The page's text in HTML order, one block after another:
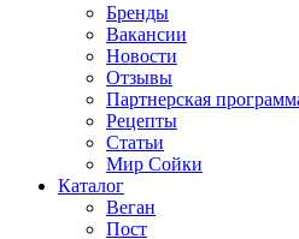
Бренды
Вакансии
Новости
Отзывы
Партнерская
Рецепты
Статьи
Мир Сойки
Каталог
Веган
Пост